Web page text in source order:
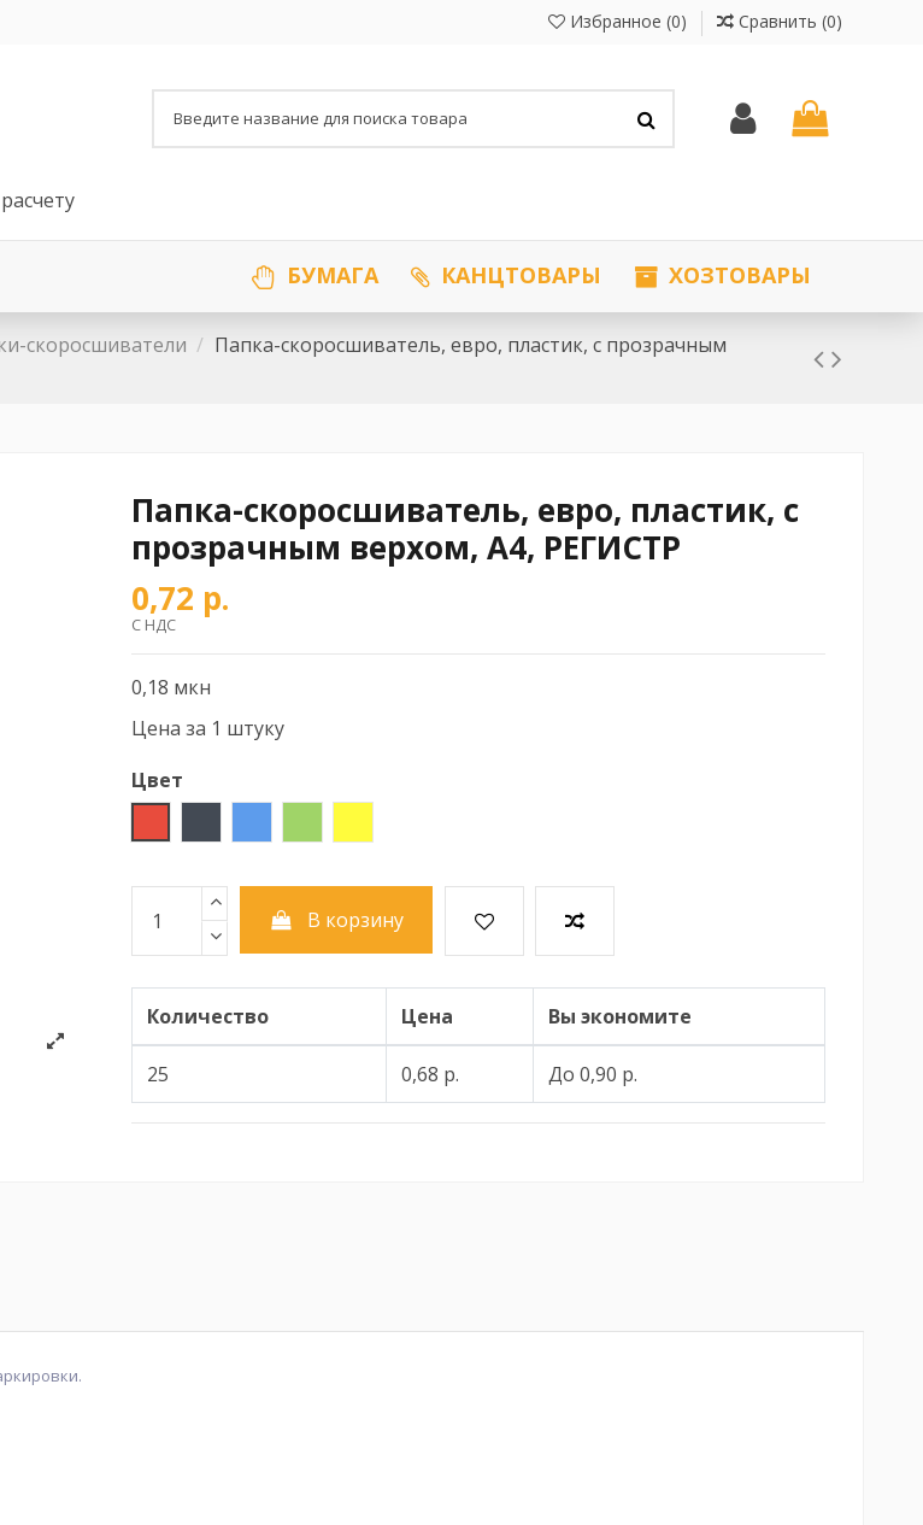
Избранное (0) Сравнить (0)
ХОЗТОВАРЫ
КАНЦТОВАРЫ
БУМАГА
скоросшиватели
Папка-скоросшиватель, евро, пластик, с прозрачным
Папка-скоросшиватель, евро, пластик, с
прозрачным верхом, А4, РЕГИСТР
0,72 р.
С НДС
0,18 мкн
Цена за 1 штуку
Цвет
В корзину
Количество Цена Вы экономите
25 0,68 р. До 0,90 р.